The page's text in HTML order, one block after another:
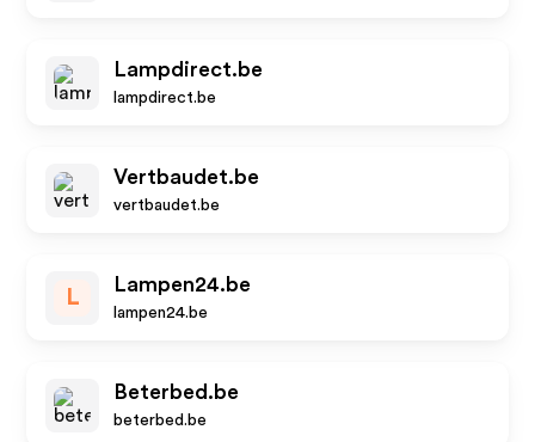
Lampdirect.be
lampdirect.be
Vertbaudet.be
vertbaudet.be
L
Lampen24.be
lampen24.be
Beterbed.be
beterbed.be